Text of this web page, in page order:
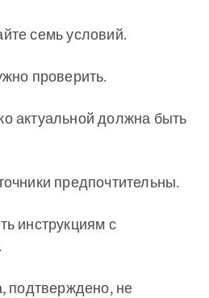
семь условий.
проверить.
актуальной должна быть
предпочтительны.
инструкциям с
подтверждено, не